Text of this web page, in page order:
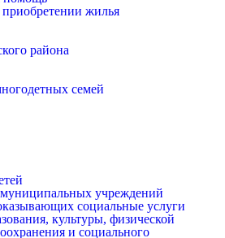
жилья
района
семей
учреждений
социальные услуги
культуры, физической
и социального